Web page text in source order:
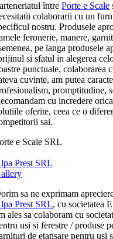
întrePorte e Scale
colaborarii cu un
nostru. Produsele
feronerie, manere,
pe langa produsele
si sfatul in alegerea
punctuale,
cuvinte, am putea
promptitudine,
cu incredere
oferite, ceea ce o
sai.
e Scale SRL
Prest SRL
sa ne exprimam
Prest SRL, cu societatea
ales sa colaboram cu
usi si ferestre / produse
de etansare pentru usi